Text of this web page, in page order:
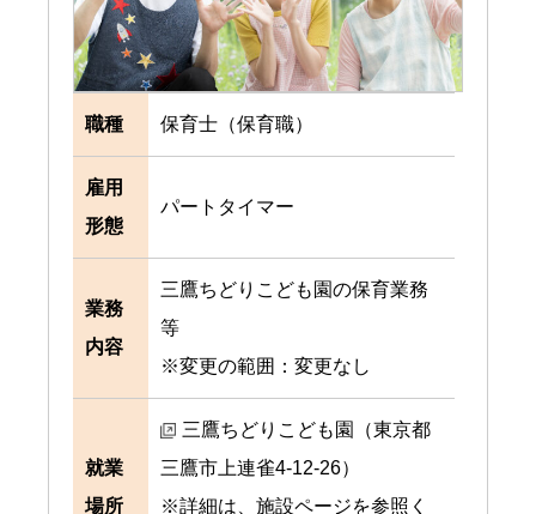
職種 保育士（保育職）
雇用
形態
パートタイマー
業務
内容
三鷹ちどりこども園の保育業務
等
※変更の範囲：変更なし
就業
場所
三鷹ちどりこども園（東京都
三鷹市上連雀4-12-26）
※詳細は、施設ページを参照く